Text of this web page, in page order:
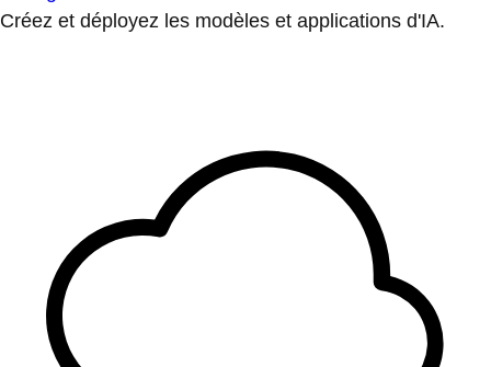
Créez et déployez les modèles et applications d'IA.